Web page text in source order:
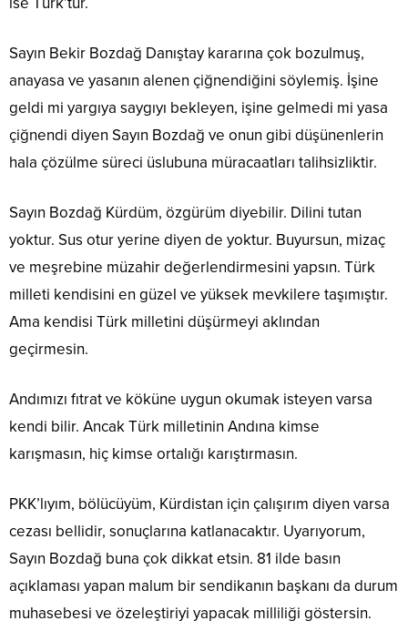
Sayın Bekir Bozdağ Danıştay kararına çok bozulmuş,
anayasa ve yasanın alenen çiğnendiğini söylemiş. İşine
geldi mi yargıya saygıyı bekleyen, işine gelmedi mi yasa
çiğnendi diyen Sayın Bozdağ ve onun gibi düşünenlerin
hala çözülme süreci üslubuna müracaatları talihsizliktir.
Sayın Bozdağ Kürdüm, özgürüm diyebilir. Dilini tutan
yoktur. Sus otur yerine diyen de yoktur. Buyursun, mizaç
ve meşrebine müzahir değerlendirmesini yapsın. Türk
milleti kendisini en güzel ve yüksek mevkilere taşımıştır.
Ama kendisi Türk milletini düşürmeyi aklından
geçirmesin.
Andımızı fıtrat ve köküne uygun okumak isteyen varsa
kendi bilir. Ancak Türk milletinin Andına kimse
karışmasın, hiç kimse ortalığı karıştırmasın.
PKK’lıyım, bölücüyüm, Kürdistan için çalışırım diyen varsa
cezası bellidir, sonuçlarına katlanacaktır. Uyarıyorum,
Sayın Bozdağ buna çok dikkat etsin. 81 ilde basın
açıklaması yapan malum bir sendikanın başkanı da durum
muhasebesi ve özeleştiriyi yapacak milliliği göstersin.